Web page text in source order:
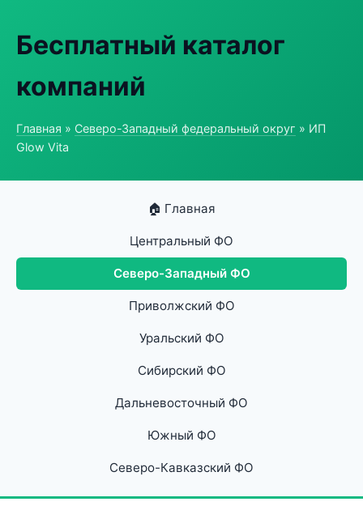
Бесплатный каталог
компаний
Главная » Северо-Западный федеральный округ » ИП
Glow Vita
🏠 Главная
Центральный ФО
Северо-Западный ФО
Приволжский ФО
Уральский ФО
Сибирский ФО
Дальневосточный ФО
Южный ФО
Северо-Кавказский ФО